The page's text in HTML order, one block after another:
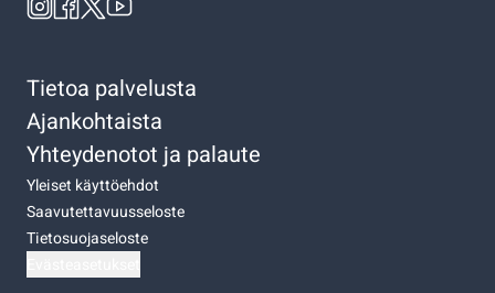
Tietoa palvelusta
Ajankohtaista
Yhteydenotot ja palaute
Yleiset käyttöehdot
Saavutettavuusseloste
Tietosuojaseloste